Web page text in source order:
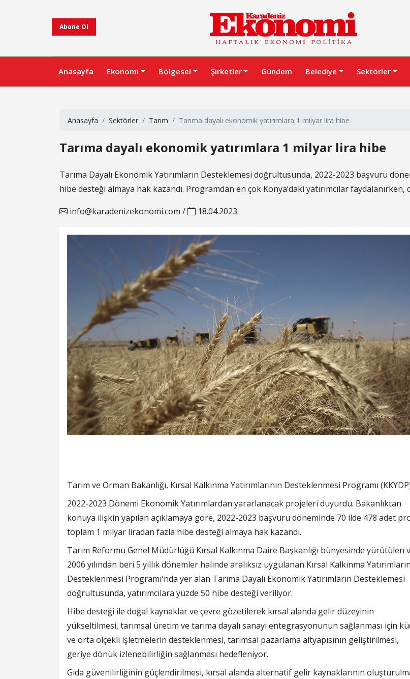
Abone Ol
Anasayfa Ekonomi Bölgesel Şirketler Gündem Belediye Sektörler
Anasayfa Sektörler Tarım Tarıma dayalı ekonomik yatırımlara 1 milyar lira hibe
Tarıma dayalı ekonomik yatırımlara 1 milyar lira hibe
Tarıma Dayalı Ekonomik Yatırımların Desteklemesi doğrultusunda, 2022-2023 başvuru
hibe desteği almaya hak kazandı. Programdan en çok Konya’daki yatırımcılar
info@karadenizekonomi.com / 18.04.2023
Tarım ve Orman Bakanlığı, Kırsal Kalkınma Yatırımlarının Desteklenmesi Programı
2022-2023 Dönemi Ekonomik Yatırımlardan yararlanacak projeleri duyurdu. Bakanlıktan
konuya ilişkin yapılan açıklamaya göre, 2022-2023 başvuru döneminde 70 ilde 478 adet
toplam 1 milyar liradan fazla hibe desteği almaya hak kazandı.
Tarım Reformu Genel Müdürlüğü Kırsal Kalkınma Daire Başkanlığı bünyesinde yürütülen
2006 yılından beri 5 yıllık dönemler halinde aralıksız uygulanan Kırsal Kalkınma
Desteklenmesi Programı'nda yer alan Tarıma Dayalı Ekonomik Yatırımların Desteklemesi
doğrultusunda, yatırımcılara yüzde 50 hibe desteği veriliyor.
Hibe desteği ile doğal kaynaklar ve çevre gözetilerek kırsal alanda gelir düzeyinin
yükseltilmesi, tarımsal üretim ve tarıma dayalı sanayi entegrasyonunun sağlanması için
ve orta ölçekli işletmelerin desteklenmesi, tarımsal pazarlama altyapısının geliştirilmesi,
geriye dönük izlenebilirliğin sağlanması hedefleniyor.
Gıda güvenilirliğinin güçlendirilmesi, kırsal alanda alternatif gelir kaynaklarının